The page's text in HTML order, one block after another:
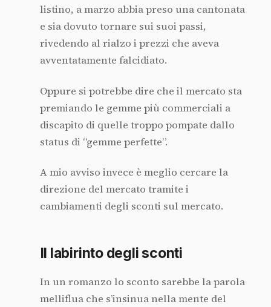
listino, a marzo abbia preso una cantonata
e sia dovuto tornare sui suoi passi,
rivedendo al rialzo i prezzi che aveva
avventatamente falcidiato.
Oppure si potrebbe dire che il mercato sta
premiando le gemme più commerciali a
discapito di quelle troppo pompate dallo
status di “gemme perfette”.
A mio avviso invece è meglio cercare la
direzione del mercato tramite i
cambiamenti degli sconti sul mercato.
Il labirinto degli sconti
In un romanzo lo sconto sarebbe la parola
melliflua che s’insinua nella mente del